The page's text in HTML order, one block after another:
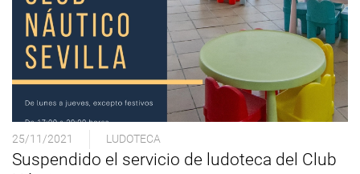
25/11/2021 LUDOTECA
Suspendido el servicio de ludoteca del Club